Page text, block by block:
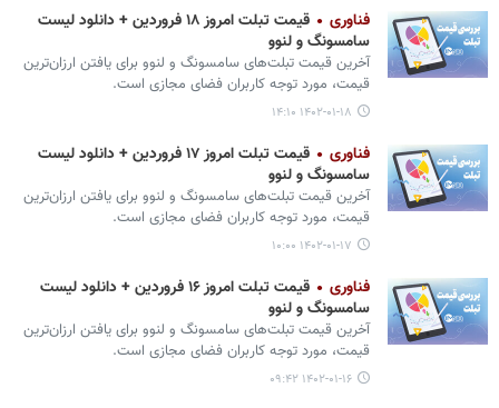
فناوری
قیمت تبلت امروز ۱۸ فروردین + دانلود لیست
سامسونگ و لنوو
آخرین قیمت تبلت‌های سامسونگ و لنوو برای یافتن ارزان‌ترین
قیمت، مورد توجه کاربران فضای مجازی است.
۱۴۰۲-۰۱-۱۸ ۱۴:۱۰
فناوری
قیمت تبلت امروز ۱۷ فروردین + دانلود لیست
سامسونگ و لنوو
آخرین قیمت تبلت‌های سامسونگ و لنوو برای یافتن ارزان‌ترین
قیمت، مورد توجه کاربران فضای مجازی است.
۱۴۰۲-۰۱-۱۷ ۱۰:۰۰
فناوری
قیمت تبلت امروز ۱۶ فروردین + دانلود لیست
سامسونگ و لنوو
آخرین قیمت تبلت‌های سامسونگ و لنوو برای یافتن ارزان‌ترین
قیمت، مورد توجه کاربران فضای مجازی است.
۱۴۰۲-۰۱-۱۶ ۰۹:۴۲